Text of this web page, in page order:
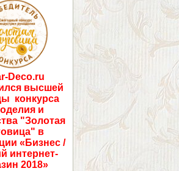
Deco.ru
высшей
конкурса
и
"Золотая
в
«Бизнес /
интернет-
2018»